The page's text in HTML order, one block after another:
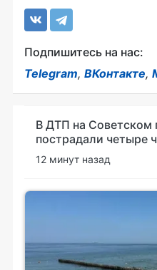
Подпишитесь на нас:
Telegram, ВКонтакте,
В ДТП на Советском
пострадали четыре
12 минут назад